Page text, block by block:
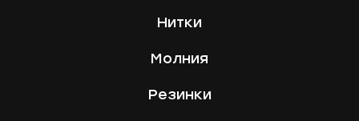
Нитки
Молния
Резинки